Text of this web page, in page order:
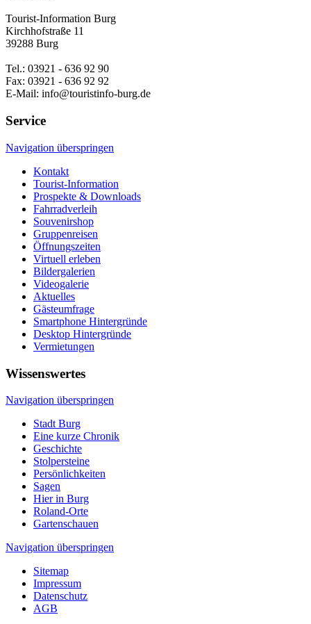
Tourist-Information Burg
Kirchhofstraße 11
39288 Burg
Tel.: 03921 - 636 92 90
Fax: 03921 - 636 92 92
E-Mail: info@touristinfo-burg.de
Service
Navigation überspringen
Kontakt
Tourist-Information
Prospekte & Downloads
Fahrradverleih
Souvenirshop
Gruppenreisen
Öffnungszeiten
Virtuell erleben
Bildergalerien
Videogalerie
Aktuelles
Gästeumfrage
Smartphone Hintergründe
Desktop Hintergründe
Vermietungen
Wissenswertes
Navigation überspringen
Stadt Burg
Eine kurze Chronik
Geschichte
Stolpersteine
Persönlichkeiten
Sagen
Hier in Burg
Roland-Orte
Gartenschauen
Navigation überspringen
Sitemap
Impressum
Datenschutz
AGB